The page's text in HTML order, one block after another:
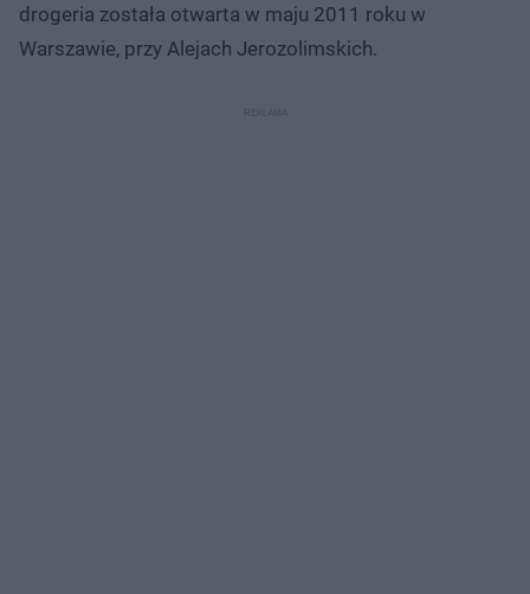
drogeria została otwarta w maju 2011 roku w
Warszawie, przy Alejach Jerozolimskich.